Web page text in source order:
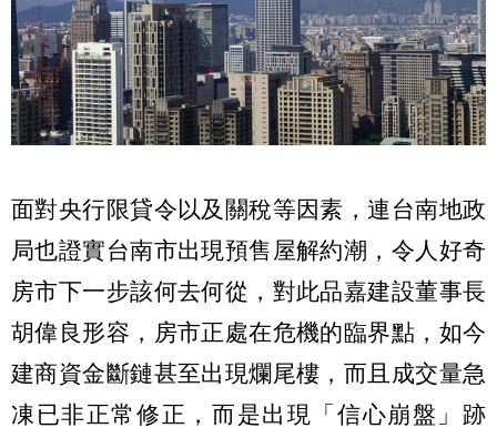
面對央行限貸令以及關稅等因素，連台南地政
局也證實台南市出現預售屋解約潮，令人好奇
房市下一步該何去何從，對此品嘉建設董事長
胡偉良形容，房市正處在危機的臨界點，如今
建商資金斷鏈甚至出現爛尾樓，而且成交量急
凍已非正常修正，而是出現「信心崩盤」跡